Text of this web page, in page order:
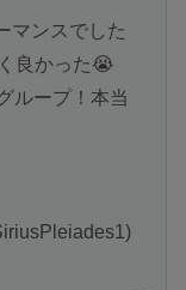
マンスでした
良かった😭
ループ！本当